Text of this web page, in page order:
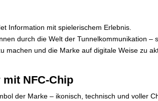
Information mit spielerischem Erlebnis.
durch die Welt der Tunnelkommunikation
machen und die Marke auf digitale Weise zu
NFC-Chip
der Marke – ikonisch, technisch und voller